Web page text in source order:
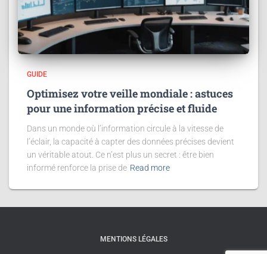
GUIDE
Optimisez votre veille mondiale : astuces
pour une information précise et fluide
Dans un monde où l’information circule à la vitesse de
l’éclair, la capacité à capter des données précises devient
un véritable atout. Ce n’est plus un secret : être bien
informé renforce la prise de Read more
MENTIONS LÉGALES